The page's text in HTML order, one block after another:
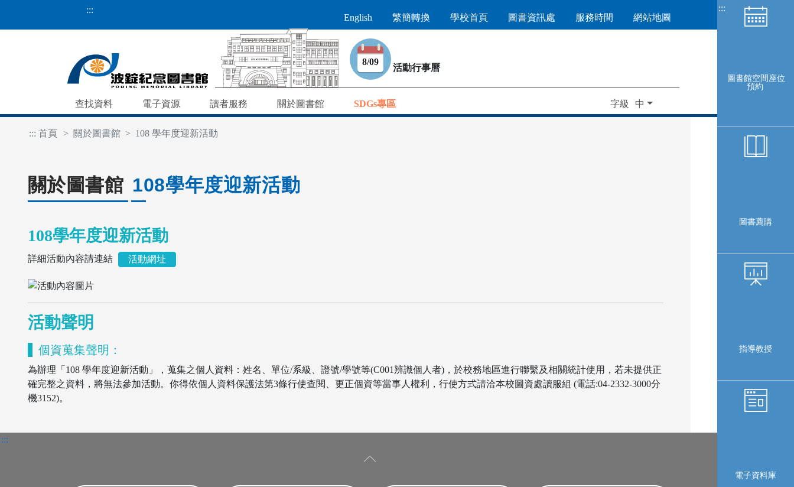
:::
8/09
活動行事曆
English 繁簡轉換 學校首頁 圖書資訊處 服務時間 網站地圖
查找資料 電子資源 讀者服務 關於圖書館 SDGs專區 字級
:::
圖書館空間座位
預約
圖書薦購
指導教授
電子資料庫
::: 首頁 關於圖書館 108 學年度迎新活動
關於圖書館 108學年度迎新活動
108學年度迎新活動
詳細活動內容請連結 活動網址
活動聲明
個資蒐集聲明：
為辦理「108 學年度迎新活動」，蒐集之個人資料：姓名、單位/系級、證號/學號等(C001辨識個人者)，於校務地區進行聯繫及相關統計使用，若未提供正
確完整之資料，將無法參加活動。你得依個人資料保護法第3條行使查閱、更正個資等當事人權利，行使方式請洽本校圖資處讀服組 (電話:04-2332-3000分
機3152)。
:::